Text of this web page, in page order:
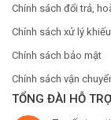
Chính sách đổi trả,
Chính sách xử lý
Chính sách bảo mật
Chính sách vận
TỔNG ĐÀI HỖ TRỢ